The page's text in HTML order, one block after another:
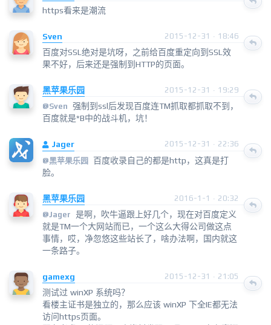
https看来是潮流
Sven 2015-12-31 · 18:46
百度对SSL绝对是坑呀，之前给百度重定向到SSL效
果不好，后来还是强制到HTTP的页面。
黑苹果乐园
2015-12-31 · 19:29
@Sven 强制到ssl后发现百度连TM抓取都抓取不到，
百度就是*B中的战斗机，坑！
Jager
2015-12-31 · 22:36
@黑苹果乐园
百度收录自己的都是http，这真是打
脸。
黑苹果乐园
2016-1-1 · 20:32
@Jager 是啊，吹牛逼跟上好几个，现在对百度定义
就是TM一个大网站而已，一个这么大得公司做这点
事情，哎，净忽悠这些站长了，啥办法啊，国内就这
一条路子。
gamexg 2015-12-31 · 21:05
测试过 winXP 系统吗？
看楼主证书是独立的，那么应该 winXP 下全IE都无法
访问https页面。